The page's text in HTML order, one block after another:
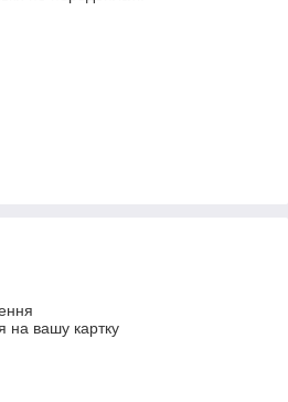
на вашу картку